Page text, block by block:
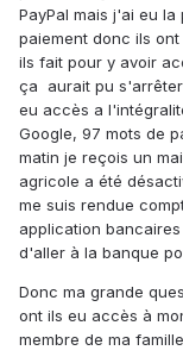
PayPal mais j'ai eu
paiement donc ils
ils fait pour y avoir
ça
aurait pu
eu accès a
Google, 97 mots de
matin je reçois un
agricole a été
me suis rendue
application
d'aller à la banque
Donc ma grande
ont ils eu accès à
membre de ma